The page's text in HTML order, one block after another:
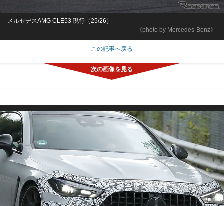
《photo by Mercedes-Benz》
メルセデスAMG CLE53 現行（25/26）
この記事へ戻る